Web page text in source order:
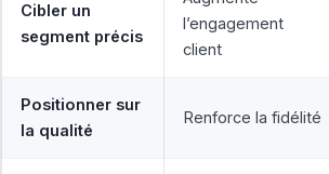
Cibler un
segment précis
l’engagement
client
Positionner sur
la qualité
Renforce la fidélité